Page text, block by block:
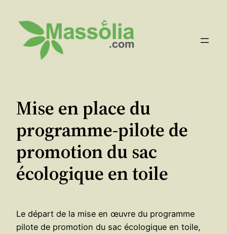
contenu
Mise en place du
programme-pilote de
promotion du sac
écologique en toile
Le départ de la mise en œuvre du programme
pilote de promotion du sac écologique en toile,